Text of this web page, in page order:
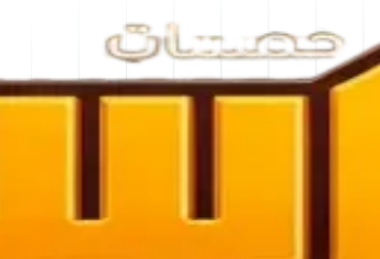
وأدوات التقييم لمساعدتك على تحقيق أفضل